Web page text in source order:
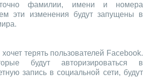
фамилии, имени и номера
эти изменения будут запущены в
терять пользователей Facebook.
будут авторизироваться в
запись в социальной сети, будут